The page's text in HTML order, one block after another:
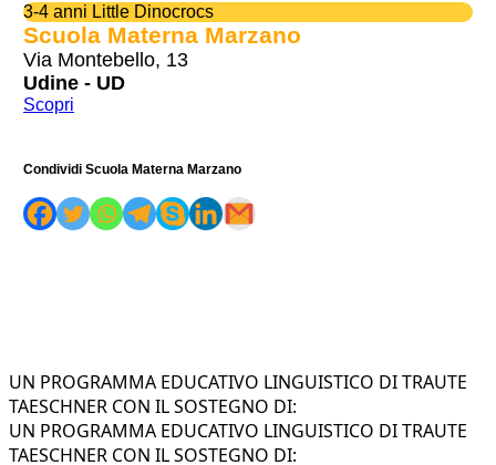
3-4 anni Little Dinocrocs
Scuola Materna Marzano
Via Montebello, 13
Udine - UD
Scopri
Condividi Scuola Materna Marzano
UN PROGRAMMA EDUCATIVO LINGUISTICO DI TRAUTE
TAESCHNER CON IL SOSTEGNO DI:
UN PROGRAMMA EDUCATIVO LINGUISTICO DI TRAUTE
TAESCHNER CON IL SOSTEGNO DI: